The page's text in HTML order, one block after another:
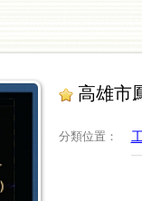
高雄市
分類位置 ：